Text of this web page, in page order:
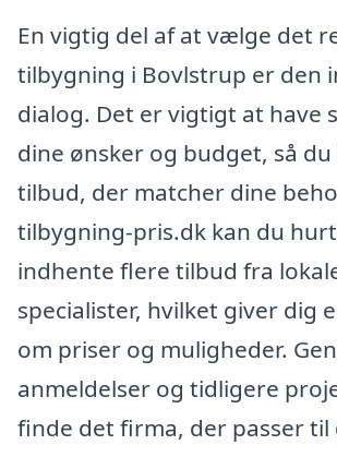
En vigtig del af at vælge det
tilbygning i Bovlstrup er den
dialog. Det er vigtigt at have
dine ønsker og budget, så du
tilbud, der matcher dine
tilbygning-pris.dk kan du
indhente flere tilbud fra
specialister, hvilket giver dig
om priser og muligheder.
anmeldelser og tidligere
finde det firma, der passer til